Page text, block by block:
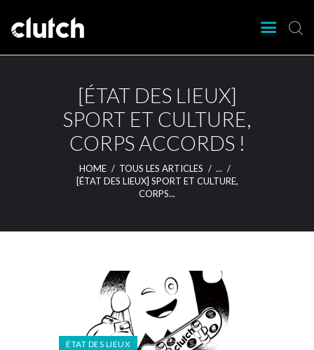
[ÉTAT DES LIEUX]
SPORT ET CULTURE,
CORPS ACCORDS !
HOME TOUS LES ARTICLES
...
[ÉTAT DES LIEUX] SPORT ET CULTURE,
CORPS...
Clutch Webzine
Agenda
Nos éditions
Magazine
Articles
Lieux
ÉTAT DES LIEUX